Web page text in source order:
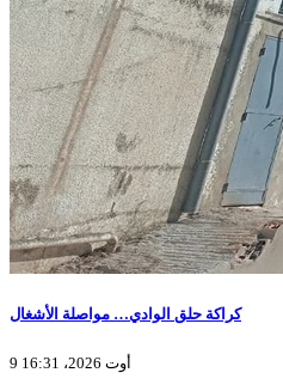
كراكة حلق الوادي… مواصلة الأشغال
9 أوت 2026، 16:31